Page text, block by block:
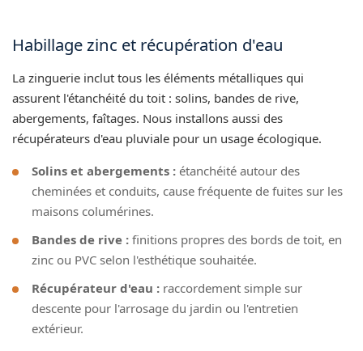
Habillage zinc et récupération d'eau
La zinguerie inclut tous les éléments métalliques qui
assurent l'étanchéité du toit : solins, bandes de rive,
abergements, faîtages. Nous installons aussi des
récupérateurs d'eau pluviale pour un usage écologique.
Solins et abergements : étanchéité autour des
cheminées et conduits, cause fréquente de fuites sur les
maisons columérines.
Bandes de rive : finitions propres des bords de toit, en
zinc ou PVC selon l'esthétique souhaitée.
Récupérateur d'eau : raccordement simple sur
descente pour l'arrosage du jardin ou l'entretien
extérieur.